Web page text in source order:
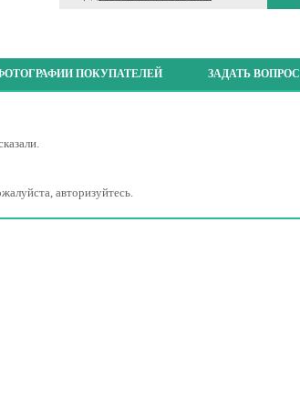
ПОКУПАТЕЛЕЙ ЗАДАТЬ ВОПРОС
авторизуйтесь.